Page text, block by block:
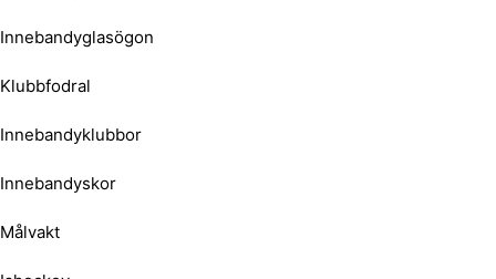
Innebandyglasögon
Klubbfodral
Innebandyklubbor
Innebandyskor
Målvakt